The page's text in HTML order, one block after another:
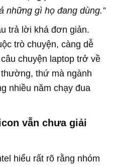
những gì họ đang dùng.”
trả lời khá đơn giản.
trò chuyện, càng dễ
chuyện laptop trở về
thứ mà ngành
nhiều năm chạy đua
vẫn chưa giải
hiểu rất rõ rằng nhóm